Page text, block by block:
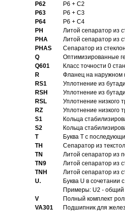
P62
P6 + C2
P63
P6 + C3
P64
P6 + C4
PH
Литой сепаратор из
PHA
Литой сепаратор из
PHAS
Сепаратор из
Q
Оптимизированные
Q601
Класс точности 0
R
Фланец на наружном
RS1
Уплотнение из
RSH
Уплотнение из
RSL
Уплотнение низкого
RZ
Уплотнение низкого
S1
Кольца
S2
Кольца
T
Буква T с
TH
Сепаратор из
TN
Литой сепаратор из
TN9
Литой сепаратор из
TNH
Литой сепаратор из
U.
Буква U в
Примеры: U2 - общий
V
Полный комплект
VA301
Подшипник для